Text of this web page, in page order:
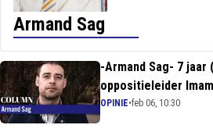
Armand Sag
-Armand Sag- 7
oppositieleider
OPINIE•feb 06, 10:30